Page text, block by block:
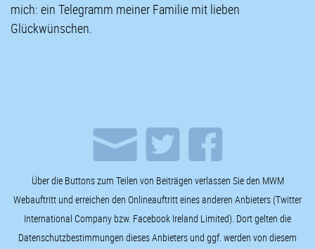
mich: ein Telegramm meiner Familie mit lieben
Glückwünschen.
Über die Buttons zum Teilen von Beiträgen verlassen Sie den MWM
Webauftritt und erreichen den Onlineauftritt eines anderen Anbieters (Twitter
International Company bzw. Facebook Ireland Limited). Dort gelten die
Datenschutzbestimmungen dieses Anbieters und ggf. werden von diesem